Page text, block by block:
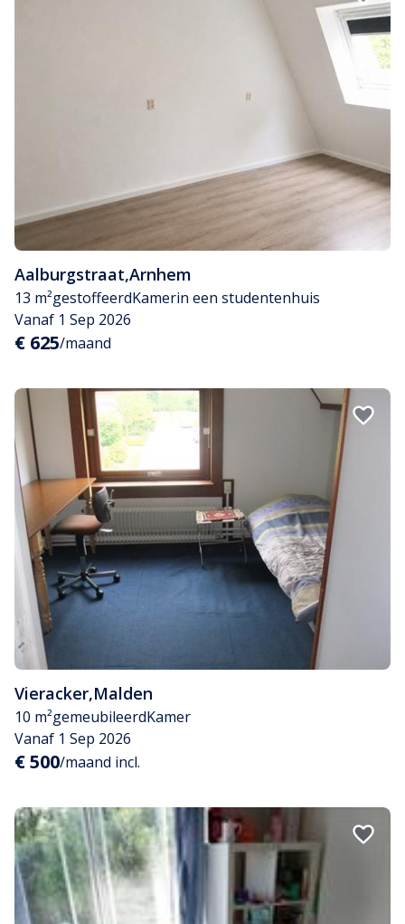
Aalburgstraat,Arnhem
13 m²gestoffeerdKamerin een studentenhuis
Vanaf 1 Sep 2026
€ 625/maand
Vieracker,Malden
10 m²gemeubileerdKamer
Vanaf 1 Sep 2026
€ 500/maand incl.